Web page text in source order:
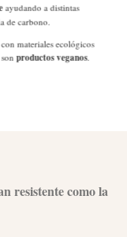
ayudando a distintas
de carbono.
materiales ecológicos
sonproductos veganos.
resistente como la